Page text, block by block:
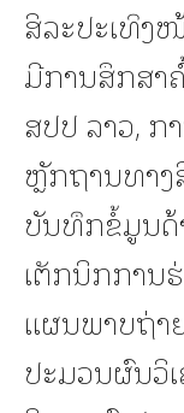
ສິລະປະເທິງ
ມີການສຶກສາ
ສປປ ລາວ, ກ
ຫຼັກຖານທາງ
ບັນທຶກຂໍ້ມູນດ້
ເຕັກນິກການ
ແຜນພາບຖ່າ
ປະມວນຜົນວິ